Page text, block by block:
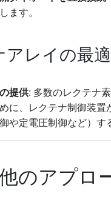
ます。
アレイの最
提供: 多数のレクテナ
に、レクテナ制御装置
や定電圧制御など）す
のアプロ